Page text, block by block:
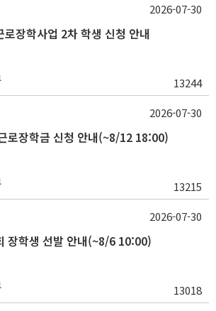
장학사업 2차 학생 신청 안내
13244
2026-07-30
로장학금 신청 안내(~8/12 18:00)
13215
2026-07-30
장학생 선발 안내(~8/6 10:00)
13018
2026-07-30